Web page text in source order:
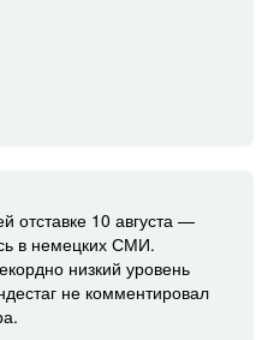
отставке 10 августа —
в немецких СМИ.
низкий уровень
не комментировал